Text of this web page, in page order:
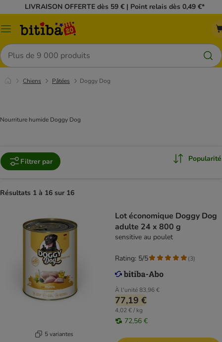
LIVRAISON OFFERTE dès 59 € | Point relais dès 0,49 €*
Menu
Rechercher
Chiens Pâtées Doggy Dog
Nourriture humide Doggy Dog
Filtrer par Popularité
Résultats 1 à 16 sur 16
5 variantes
Lot économique Doggy Dog
adulte 24 x 800 g
sensitive au poulet
À l'unité83,96 €
77,19 €
4,02 € / kg
72,56 €
Rating: 5/5 (3)